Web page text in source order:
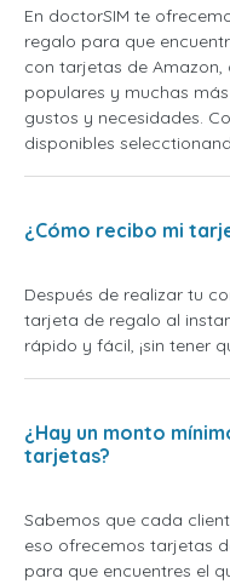
En doctorSIM te
regalo para que
con tarjetas de
populares y muchas
gustos y necesidades.
disponibles
¿Cómo recibo mi
Después de realizar tu
tarjeta de regalo al
rápido y fácil, ¡sin tener
¿Hay un monto
tarjetas?
Sabemos que cada
eso ofrecemos tarjetas
para que encuentres el